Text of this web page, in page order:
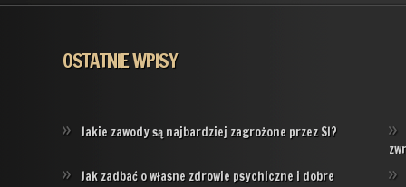
OSTATNIE WPISY
Jakie zawody są najbardziej zagrożone przez SI?
Jak zadbać o własne zdrowie psychiczne i dobre